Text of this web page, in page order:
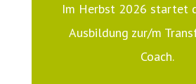
Im Herbst 2026 startet
Ausbildung zur/m
Coach.